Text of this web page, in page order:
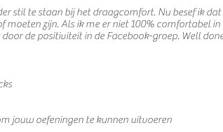
stil te staan bij het draagcomfort. Nu besef ik
zijn. Als ik me er niet 100% comfortabel
de positiviteit in de Facebook-groep. Well
jouw oefeningen te kunnen uitvoeren